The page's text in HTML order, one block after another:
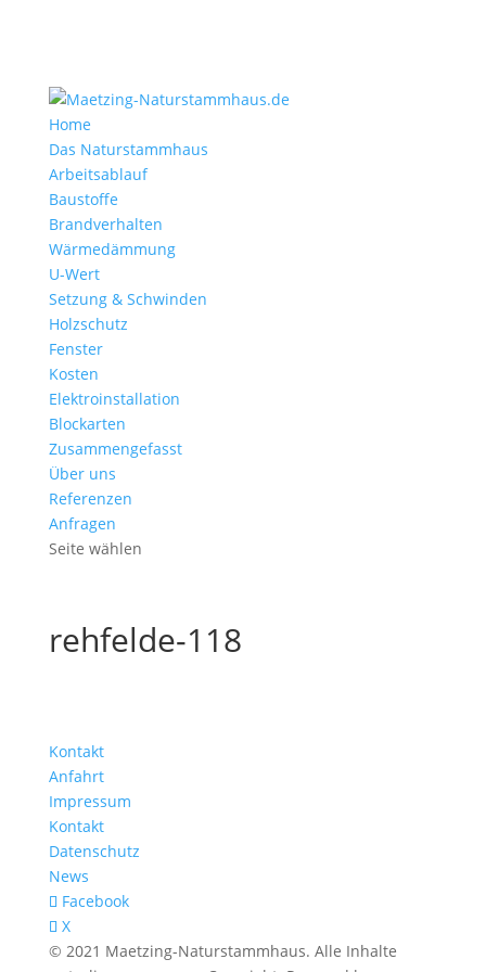
Home
Das Naturstammhaus
Arbeitsablauf
Baustoffe
Brandverhalten
Wärmedämmung
U-Wert
Setzung & Schwinden
Holzschutz
Fenster
Kosten
Elektroinstallation
Blockarten
Zusammengefasst
Über uns
Referenzen
Anfragen
Seite wählen
rehfelde-118
Kontakt
Anfahrt
Impressum
Kontakt
Datenschutz
News
Facebook
X
© 2021 Maetzing-Naturstammhaus. Alle Inhalte